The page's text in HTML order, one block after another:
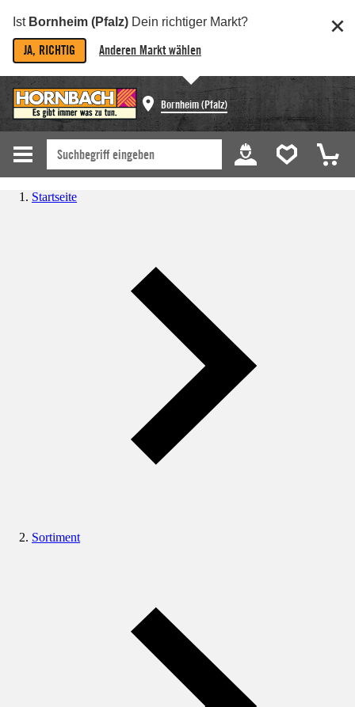
Ist Bornheim (Pfalz) Dein richtiger Markt?
JA, RICHTIG Anderen Markt wählen
Bornheim (Pfalz)
Startseite
Sortiment